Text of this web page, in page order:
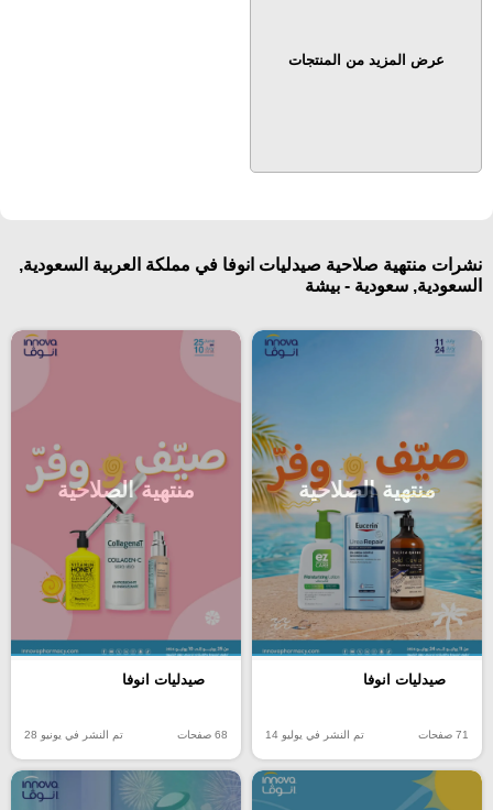
عرض المزيد من المنتجات
نشرات منتهية صلاحية صيدليات انوفا في مملكة العربية السعودية,
السعودية, سعودية - بيشة
منتهية الصلاحية
صيدليات انوفا
71 صفحات تم النشر في يوليو 14
منتهية الصلاحية
صيدليات انوفا
68 صفحات تم النشر في يونيو 28